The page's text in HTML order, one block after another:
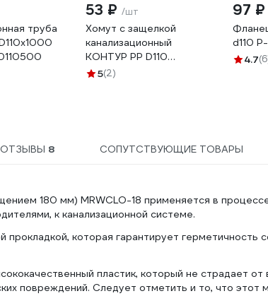
труба
53 ₽ /шт
Хомут с защелкой
канализационный
КОНТУР PP D110
СТАНДАРТ
5(2)
97 ₽
d110
4.7
ОТЗЫВЫ 8 СОПУТСТВУЮЩИЕ ТОВАРЫ
180 мм) MRWCLO-18 применяется в
к канализационной системе.
прокладкой, которая гарантирует герметичность
пластик, который не страдает от
повреждений. Следует отметить и то, что этот